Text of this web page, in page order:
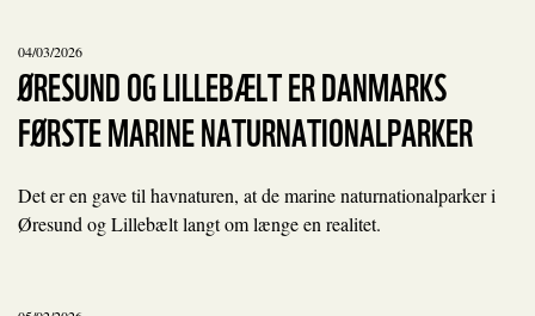
04/03/2026
ØRESUND OG LILLEBÆLT ER DANMARKS
FØRSTE MARINE NATURNATIONALPARKER
Det er en gave til havnaturen, at de marine naturnationalparker i
Øresund og Lillebælt langt om længe en realitet.